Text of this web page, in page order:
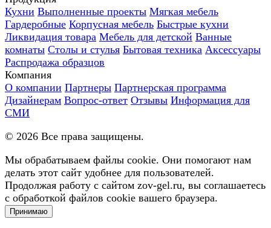
Кухни Выполненные проекты Мягкая мебель
Гардеробные Корпусная мебель Быстрые кухни
Ликвидация товара Мебель для детской Ванные
комнаты Столы и стулья Бытовая техника Аксессуары
Распродажа образцов
Компания
О компании Партнеры Партнерская программа
Дизайнерам Вопрос-ответ Отзывы Информация для
СМИ
© 2026 Все права защищены.
Мы обрабатываем файлы cookie. Они помогают нам
делать этот сайт удобнее для пользователей.
Продолжая работу с сайтом zov-gel.ru, вы соглашаетесь
с обработкой файлов cookie вашего браузера.
Принимаю